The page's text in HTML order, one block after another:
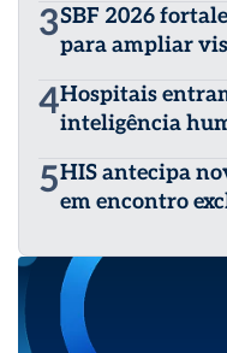
3SBF 2026
para ampliar
4Hospitais
inteligência
5HIS antecipa
em encontro